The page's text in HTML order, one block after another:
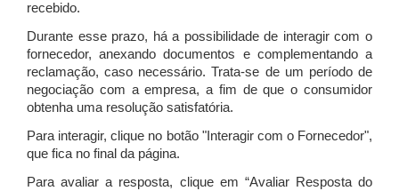
recebido.
Durante esse prazo, há a possibilidade de interagir com o
fornecedor, anexando documentos e complementando a
reclamação, caso necessário.Trata-se de um período de
negociação com a empresa, a fim de que o consumidor
obtenha uma resolução satisfatória.
Para interagir, clique no botão "Interagir com o Fornecedor",
que fica no final da página.
Para avaliar a resposta, clique em “Avaliar Resposta do